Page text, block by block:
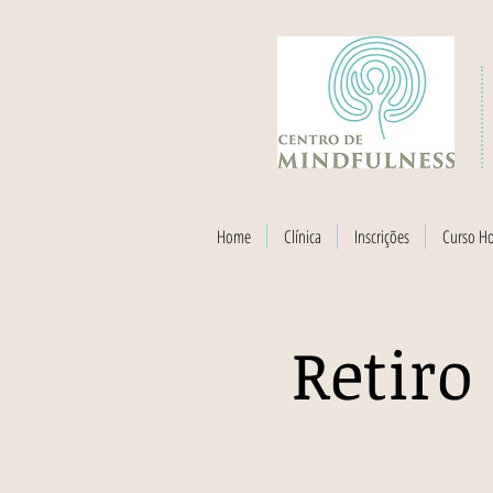
Home Clínica Inscrições Curso